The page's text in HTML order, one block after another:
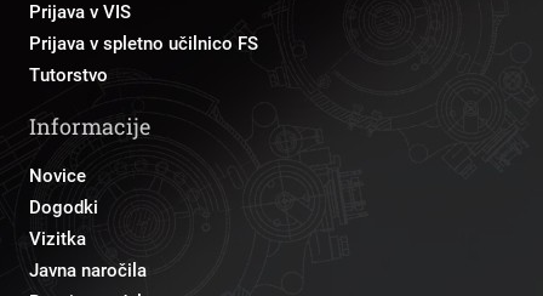
Prijava v VIS
Prijava v spletno učilnico FS
Tutorstvo
Informacije
Novice
Dogodki
Vizitka
Javna naročila